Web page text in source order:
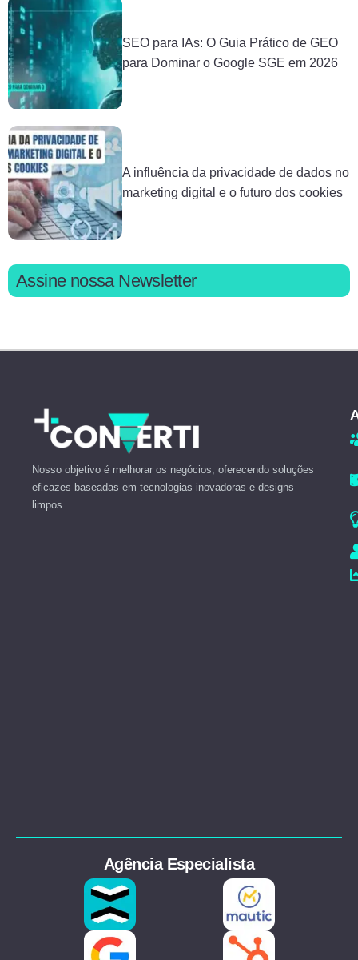
SEO para IAs: O Guia Prático de GEO
para Dominar o Google SGE em 2026
A influência da privacidade de dados no
marketing digital e o futuro dos cookies
Assine nossa Newsletter
Nosso objetivo é melhorar os negócios, oferecendo soluções
eficazes baseadas em tecnologias inovadoras e designs
limpos.
Agência Especialista